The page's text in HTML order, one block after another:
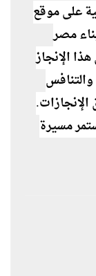
على موقع
مصر
الإنجاز
والتنافس
مسيرة